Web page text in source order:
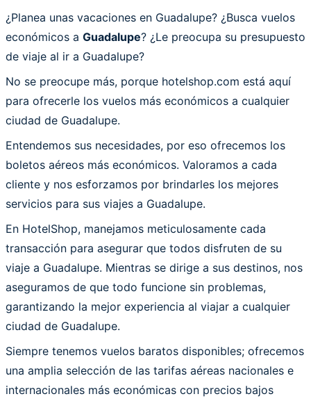
¿Planea unas vacaciones en Guadalupe? ¿Busca vuelos
económicos a Guadalupe? ¿Le preocupa su presupuesto
de viaje al ir a Guadalupe?
No se preocupe más, porque hotelshop.com está aquí
para ofrecerle los vuelos más económicos a cualquier
ciudad de Guadalupe.
Entendemos sus necesidades, por eso ofrecemos los
boletos aéreos más económicos. Valoramos a cada
cliente y nos esforzamos por brindarles los mejores
servicios para sus viajes a Guadalupe.
En HotelShop, manejamos meticulosamente cada
transacción para asegurar que todos disfruten de su
viaje a Guadalupe. Mientras se dirige a sus destinos, nos
aseguramos de que todo funcione sin problemas,
garantizando la mejor experiencia al viajar a cualquier
ciudad de Guadalupe.
Siempre tenemos vuelos baratos disponibles; ofrecemos
una amplia selección de las tarifas aéreas nacionales e
internacionales más económicas con precios bajos